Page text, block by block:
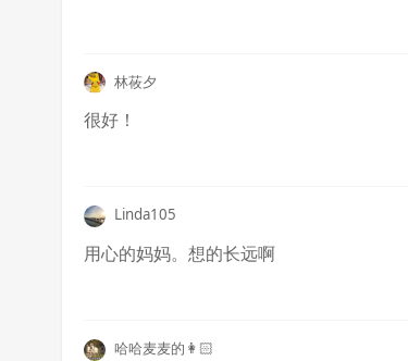
林莜夕
很好！
Linda105
用心的妈妈。想的长远啊
哈哈麦麦的👩🏻